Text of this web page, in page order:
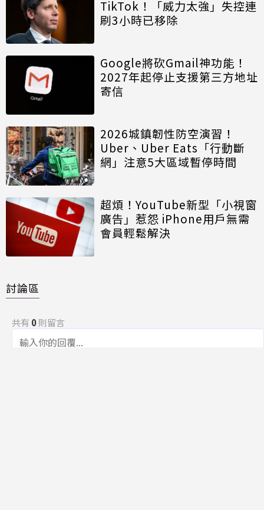
TikTok！「威力太強」失控連
刷3小時已移除
Google將砍Gmail神功能！
2027年起停止支援第三方地址
寄信
2026城鎮韌性防空演習！
Uber、Uber Eats「行動斷
網」注意5大區域暫停時間
超煩！YouTube新型「小視窗
廣告」惹怨 iPhone用戶無需
會員輕鬆解決
討論區
共有 0則留言